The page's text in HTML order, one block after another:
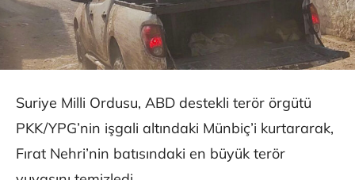
Suriye Milli Ordusu, ABD destekli terör örgütü
PKK/YPG’nin işgali altındaki Münbiç’i kurtararak,
Fırat Nehri’nin batısındaki en büyük terör